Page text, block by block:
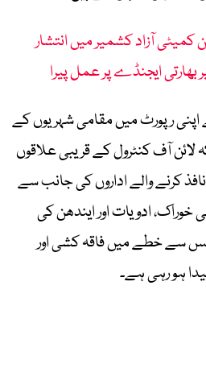
کمیٹی آزاد کشمیر میں انتشار
بھارتی ایجنڈے پر عمل پیرا
رپورٹ میں مقامی شہریوں کے
آف کنٹرول کے قریبی علاقوں
کرنے والے اداروں کی جانب سے
خوراک، ادویات اور ایندھن کی
جس سے خطے میں فاقہ کشی اور
ہو رہی ہے۔